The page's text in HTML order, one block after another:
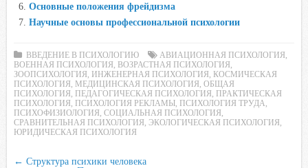
n
i
i
Основные положения фрейдизма
Научные основы профессиональной психологии
ВВЕДЕНИЕ В ПСИХОЛОГИЮ АВИАЦИОННАЯ ПСИХОЛОГИЯ
ВОЕННАЯ ПСИХОЛОГИЯ
ВОЗРАСТНАЯ ПСИХОЛОГИЯ
ЗООПСИХОЛОГИЯ
ИНЖЕНЕРНАЯ ПСИХОЛОГИЯ
КОСМИЧЕСКАЯ
ПСИХОЛОГИЯ
МЕДИЦИНСКАЯ ПСИХОЛОГИЯ
ОБЩАЯ
ПСИХОЛОГИЯ
ПЕДАГОГИЧЕСКАЯ ПСИХОЛОГИЯ
ПРАКТИЧЕСКАЯ
ПСИХОЛОГИЯ
ПСИХОЛОГИЯ РЕКЛАМЫ ПСИХОЛОГИЯ ТРУДА
ПСИХОФИЗИОЛОГИЯ
СОЦИАЛЬНАЯ ПСИХОЛОГИЯ
СРАВНИТЕЛЬНАЯ ПСИХОЛОГИЯ
ЭКОЛОГИЧЕСКАЯ ПСИХОЛОГИЯ
ЮРИДИЧЕСКАЯ ПСИХОЛОГИЯ
← Структура психики человека